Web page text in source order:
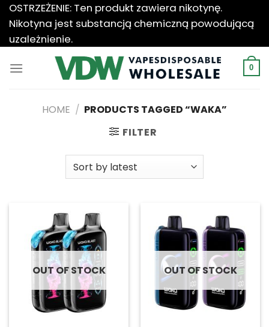
Przewiń
do
zawartości
OSTRZEŻENIE: Ten produkt zawiera nikotynę.
Nikotyna jest substancją chemiczną powodującą
uzależnienie.
0
HOME / PRODUCTS TAGGED “WAKA”
FILTER
OUT OF STOCK OUT OF STOCK